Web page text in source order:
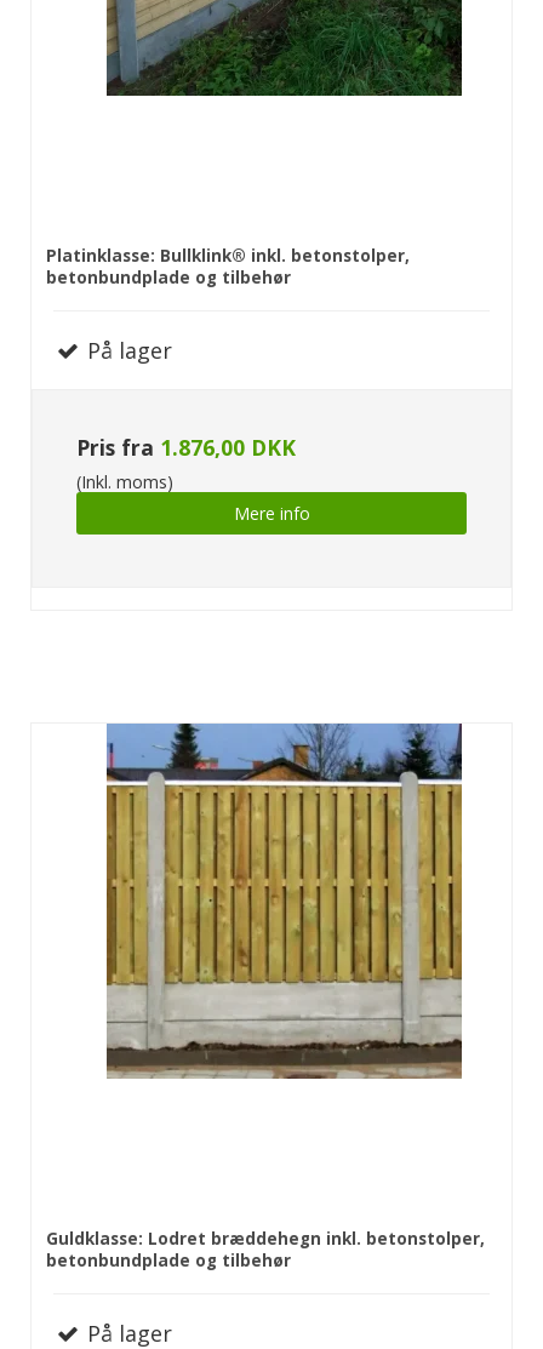
Platinklasse: Bullklink® inkl. betonstolper,
betonbundplade og tilbehør
På lager
Pris fra 1.876,00 DKK
(Inkl. moms)
Mere info
Guldklasse: Lodret bræddehegn inkl. betonstolper,
betonbundplade og tilbehør
På lager